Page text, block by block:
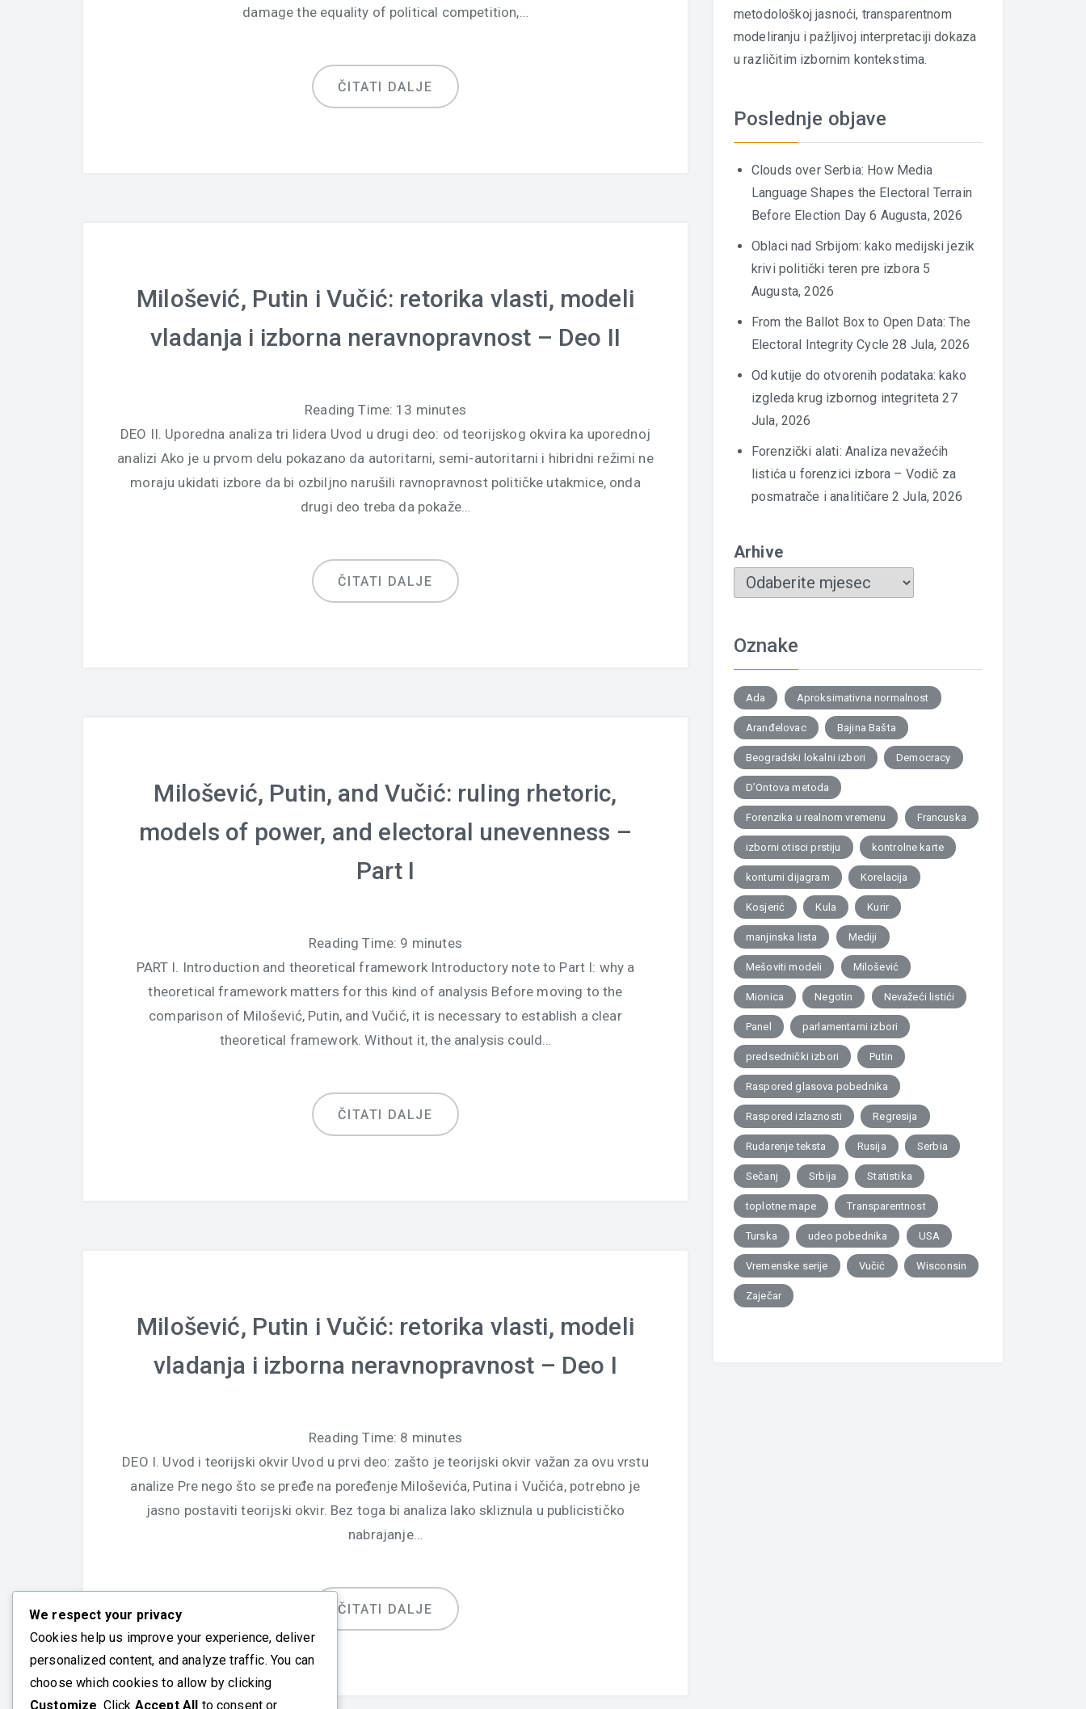
damage the equality of political competition,…
ČITATI DALJE
Milošević, Putin i Vučić: retorika vlasti, modeli
vladanja i izborna neravnopravnost – Deo II
Reading Time: 13 minutes
DEO II. Uporedna analiza tri lidera Uvod u drugi deo: od teorijskog okvira ka uporednoj
analizi Ako je u prvom delu pokazano da autoritarni, semi-autoritarni i hibridni režimi ne
moraju ukidati izbore da bi ozbiljno narušili ravnopravnost političke utakmice, onda
drugi deo treba da pokaže…
ČITATI DALJE
Milošević, Putin, and Vučić: ruling rhetoric,
models of power, and electoral unevenness –
Part I
Reading Time: 9 minutes
PART I. Introduction and theoretical framework Introductory note to Part I: why a
theoretical framework matters for this kind of analysis Before moving to the
comparison of Milošević, Putin, and Vučić, it is necessary to establish a clear
theoretical framework. Without it, the analysis could…
ČITATI DALJE
Milošević, Putin i Vučić: retorika vlasti, modeli
vladanja i izborna neravnopravnost – Deo I
Reading Time: 8 minutes
DEO I. Uvod i teorijski okvir Uvod u prvi deo: zašto je teorijski okvir važan za ovu vrstu
analize Pre nego što se pređe na poređenje Miloševića, Putina i Vučića, potrebno je
jasno postaviti teorijski okvir. Bez toga bi analiza lako skliznula u publicističko
nabrajanje…
ČITATI DALJE
metodološkoj jasnoći, transparentnom
modeliranju i pažljivoj interpretaciji dokaza
u različitim izbornim kontekstima.
Poslednje objave
Clouds over Serbia: How Media
Language Shapes the Electoral Terrain
Before Election Day 6 Augusta, 2026
Oblaci nad Srbijom: kako medijski jezik
krivi politički teren pre izbora 5
Augusta, 2026
From the Ballot Box to Open Data: The
Electoral Integrity Cycle 28 Jula, 2026
Od kutije do otvorenih podataka: kako
izgleda krug izbornog integriteta 27
Jula, 2026
Forenzički alati: Analiza nevažećih
listića u forenzici izbora – Vodič za
posmatrače i analitičare 2 Jula, 2026
Arhive
Oznake
Ada Aproksimativna normalnost
Aranđelovac Bajina Bašta
Beogradski lokalni izbori Democracy
D’Ontova metoda
Forenzika u realnom vremenu Francuska
izborni otisci prstiju kontrolne karte
konturni dijagram Korelacija
Kosjerić Kula Kurir
manjinska lista Mediji
Mešoviti modeli Milošević
Mionica Negotin Nevažeći listići
Panel parlamentarni izbori
predsednički izbori Putin
Raspored glasova pobednika
Raspored izlaznosti Regresija
Rudarenje teksta Rusija Serbia
Sečanj Srbija Statistika
toplotne mape Transparentnost
Turska udeo pobednika USA
Vremenske serije Vučić Wisconsin
Zaječar
We respect your privacy
Cookies help us improve your experience, deliver
personalized content, and analyze traffic. You can
choose which cookies to allow by clicking
Customize. Click Accept All to consent or